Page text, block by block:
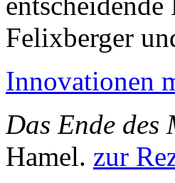
Felixberger
Innovationen
Das Ende des
Hamel. zur